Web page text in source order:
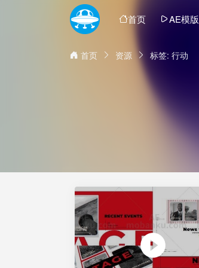
首页 AE模版
首页 资源 标签: 行动